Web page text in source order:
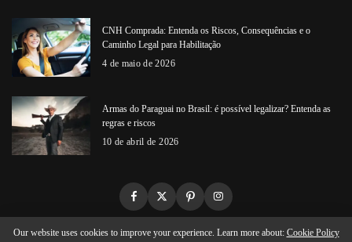
CNH Comprada: Entenda os Riscos, Consequências e o
Caminho Legal para Habilitação
4 de maio de 2026
Armas do Paraguai no Brasil: é possível legalizar? Entenda as
regras e riscos
10 de abril de 2026
Our website uses cookies to improve your experience. Learn more about: Cookie Policy